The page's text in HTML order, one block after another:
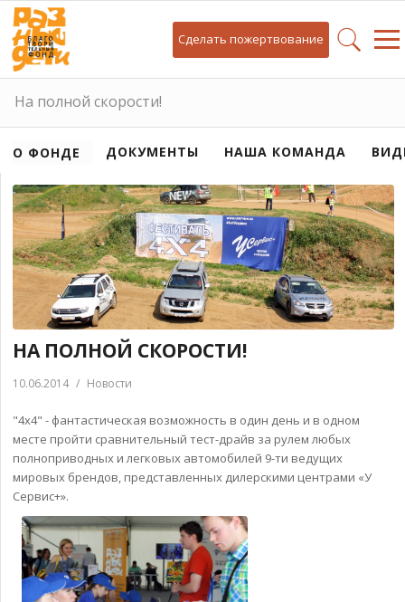
Сделать пожертвование
На полной скорости!
О ФОНДЕ ДОКУМЕНТЫ НАША КОМАНДА
НА ПОЛНОЙ СКОРОСТИ!
10.06.2014 / Новости
"4x4" - фантастическая возможность в один день и в одном
месте пройти сравнительный тест-драйв за рулем любых
полноприводных и легковых автомобилей 9-ти ведущих
мировых брендов, представленных дилерскими центрами «У
Сервис+».